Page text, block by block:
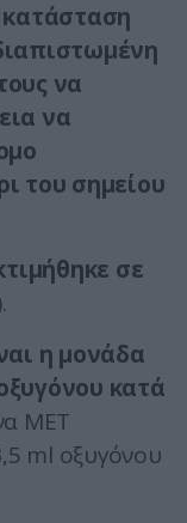
κατάσταση
να
να
του σημείου
σε
η μονάδα
κατά
MET
ml οξυγόνου